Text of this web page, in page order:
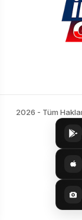
2026 - Tüm